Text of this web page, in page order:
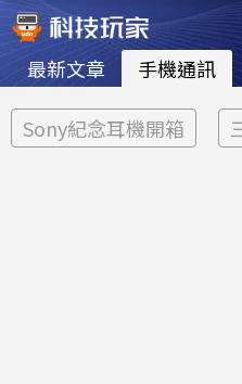
最新文章 手機通訊
Sony紀念耳機開箱